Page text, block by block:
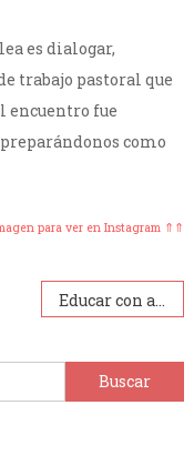
es dialogar,
trabajo pastoral que
encuentro fue
como
para ver en Instagram ⇑⇑
Educar con amor: Nuestros jóvenes de 1° año del secundario se preparan para el futuro.
Buscar: